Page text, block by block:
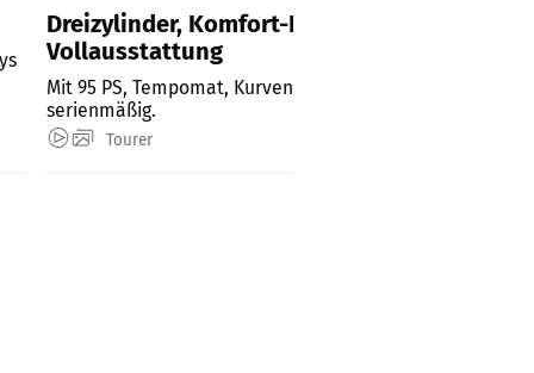
Dreizylinder, Komfort-Fokus und
Vollausstattung
Mit 95 PS, Tempomat, Kurven-ABS und Koffer-Set
serienmäßig.
Tourer